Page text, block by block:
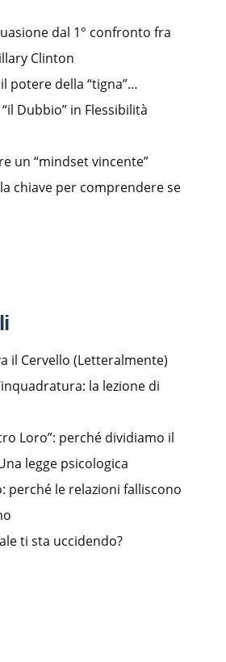
dal 1° confronto fra
Clinton
potere della “tigna”…
Dubbio” in Flessibilità
un “mindset vincente”
chiave per comprendere se
il Cervello (Letteralmente)
la lezione di
Loro”: perché dividiamo il
legge psicologica
perché le relazioni falliscono
ti sta uccidendo?